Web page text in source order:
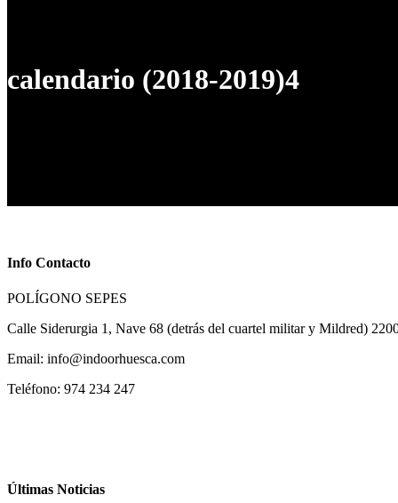
calendario (2018-2019)4
Info Contacto
POLÍGONO SEPES
Calle Siderurgia 1, Nave 68 (detrás del cuartel militar y Mildred)
Email: info@indoorhuesca.com
Teléfono: 974 234 247
Últimas Noticias